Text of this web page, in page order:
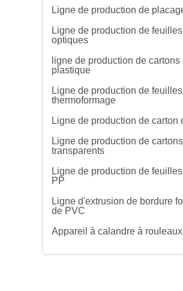
Ligne de production de
Ligne de production de feuilles
optiques
ligne de production de cartons
plastique
Ligne de production de
thermoformage
Ligne de production de carton
Ligne de production de cartons
transparents
Ligne de production de
PP
Ligne d'extrusion de bordure
de PVC
Appareil à calandre à rouleaux